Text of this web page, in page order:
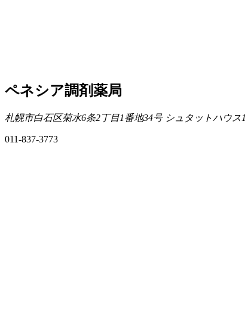
ペネシア調剤薬局
札幌市白石区菊水6条2丁目1番地34号 シュタットハウス
011-837-3773